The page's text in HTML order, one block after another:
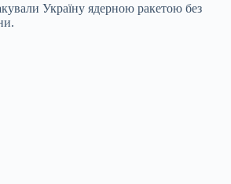
Україну ядерною ракетою без